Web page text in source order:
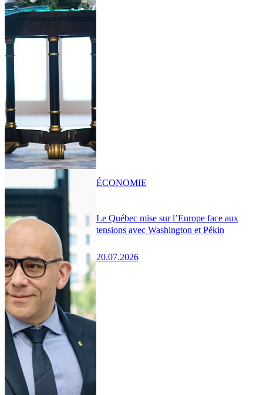
Le Québec mise sur l’Europe face aux
tensions avec Washington et Pékin
20.07.2026
ÉCONOMIE